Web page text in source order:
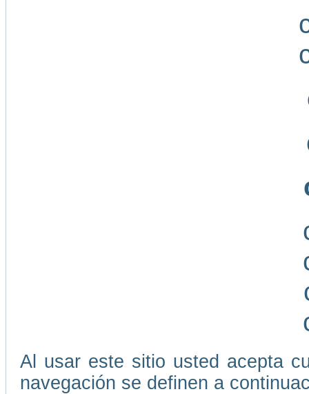
Al usar este sitio usted acepta
navegación se definen a